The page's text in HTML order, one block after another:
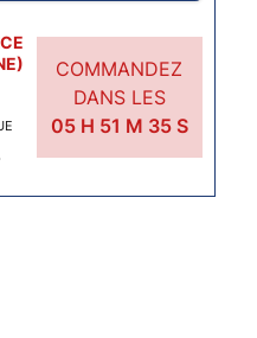
COMMANDEZ
DANS LES
05H 51 M 34 S